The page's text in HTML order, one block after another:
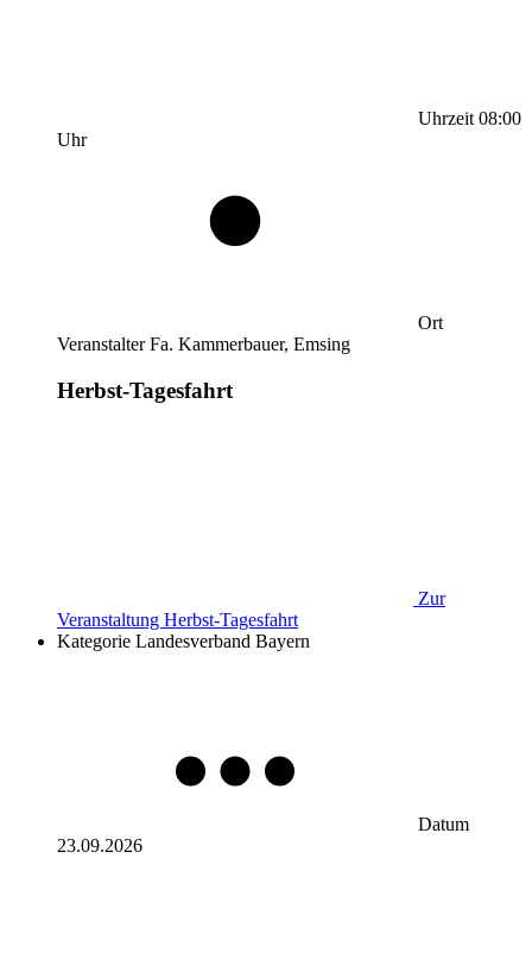
Uhrzeit 08:00
Uhr
Ort
Veranstalter Fa. Kammerbauer, Emsing
Herbst-Tagesfahrt
Zur
Veranstaltung Herbst-Tagesfahrt
Kategorie Landesverband Bayern
Datum
23.09.2026